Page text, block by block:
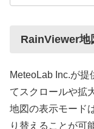
RainViewer地
MeteoLab Inc.が
てスクロールや拡
地図の表示モード
り替えることが可